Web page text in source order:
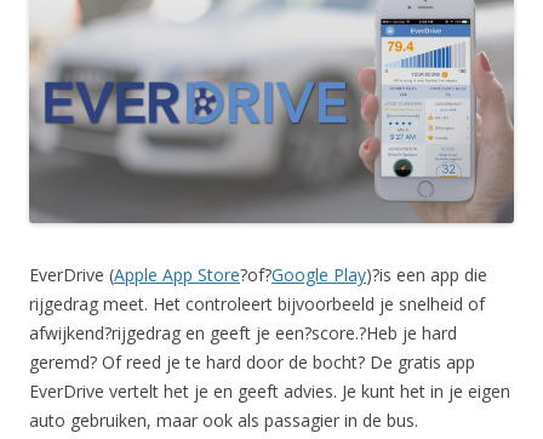
EverDrive (Apple App Store?of?Google Play)?is een app die
rijgedrag meet. Het controleert bijvoorbeeld je snelheid of
afwijkend?rijgedrag en geeft je een?score.?Heb je hard
geremd? Of reed je te hard door de bocht? De gratis app
EverDrive vertelt het je en geeft advies. Je kunt het in je eigen
auto gebruiken, maar ook als passagier in de bus.